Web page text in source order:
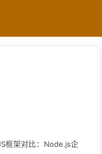
框架对比：Node.js企